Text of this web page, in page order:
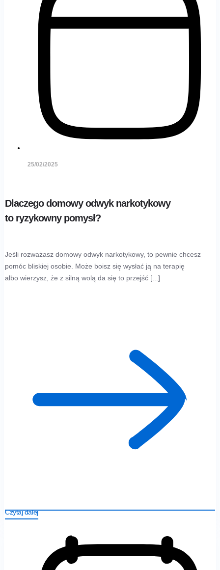
25/02/2025
Dlaczego domowy odwyk narkotykowy
to ryzykowny pomysł?
Jeśli rozważasz domowy odwyk narkotykowy, to pewnie chcesz
pomóc bliskiej osobie. Może boisz się wysłać ją na terapię
albo wierzysz, że z silną wolą da się to przejść [...]
Czytaj dalej